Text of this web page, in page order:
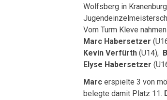
Wolfsberg in
Vom Turm Kleve
Marc Habersetzer
Kevin Verfürth (U14),
Elyse Habersetzer
Marc erspielte 3 von
belegte damit Platz 11.